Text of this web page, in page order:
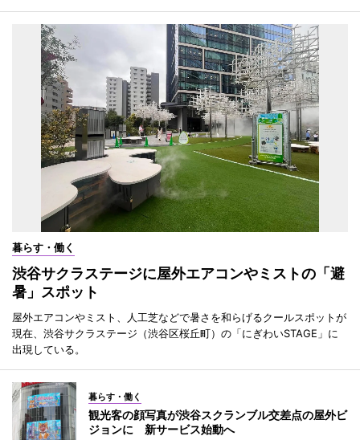
暮らす・働く
渋谷サクラステージに屋外エアコンやミストの「避
暑」スポット
屋外エアコンやミスト、人工芝などで暑さを和らげるクールスポットが
現在、渋谷サクラステージ（渋谷区桜丘町）の「にぎわいSTAGE」に
出現している。
暮らす・働く
観光客の顔写真が渋谷スクランブル交差点の屋外ビ
ジョンに 新サービス始動へ